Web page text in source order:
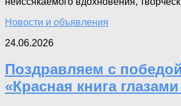
Новости и объявления
24.06.2026
Поздравляем с
«Красная книга